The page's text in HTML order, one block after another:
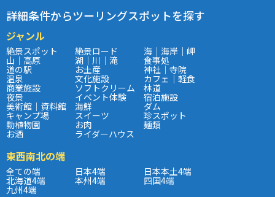
詳細条件からツーリングスポットを探す
ジャンル
絶景スポット 絶景ロード 海｜海岸｜岬
山｜高原 湖｜川｜滝 食事処
道の駅 お土産 神社｜寺院
温泉 文化施設 カフェ｜軽食
商業施設 ソフトクリーム 林道
夜景 イベント体験 宿泊施設
美術館｜資料館 海鮮 ダム
キャンプ場 スイーツ 珍スポット
動植物園 お肉 麺類
お酒 ライダーハウス
東西南北の端
全ての端 日本4端 日本本土4端
北海道4端 本州4端 四国4端
九州4端